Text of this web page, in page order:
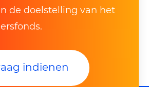
de doelstelling van het
indienen